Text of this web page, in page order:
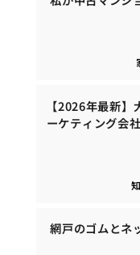
【2026年最新
ーケティング会
網戸のゴムとネ